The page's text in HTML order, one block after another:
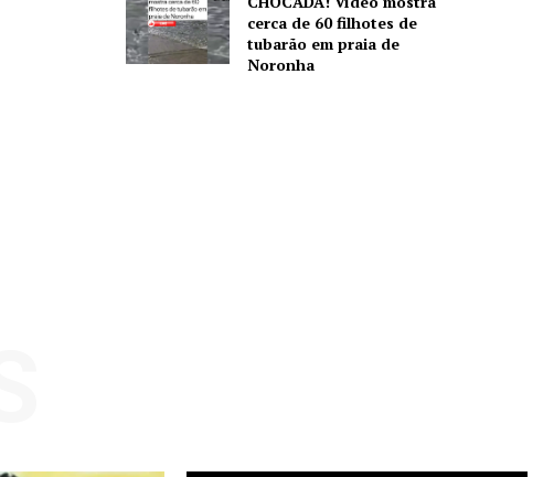
cerca de 60 filhotes de
tubarão em praia de
Noronha